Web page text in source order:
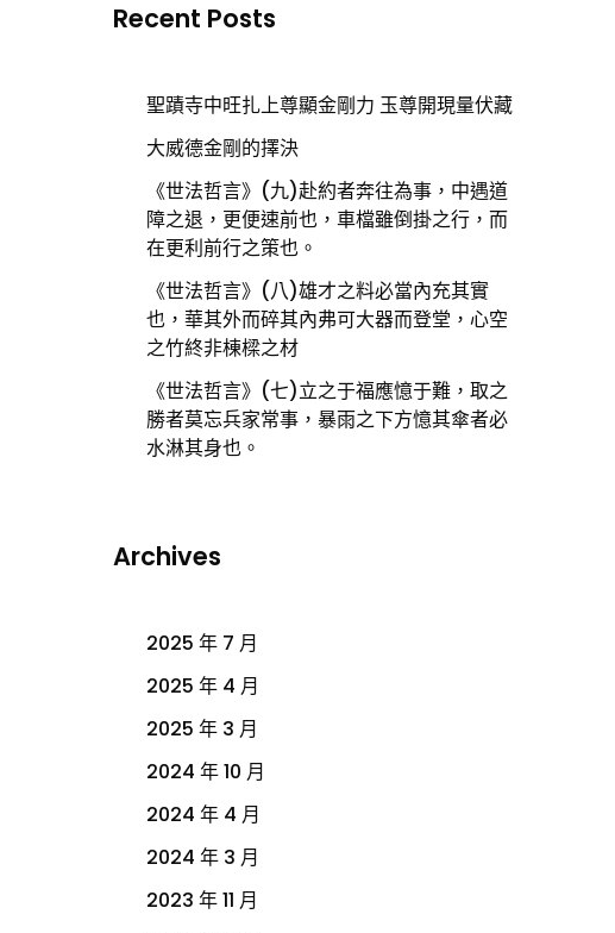
Recent Posts
聖蹟寺中旺扎上尊顯金剛力 玉尊開現量伏藏
大威德金剛的擇決
《世法哲言》(九)赴約者奔往為事，中遇道
障之退，更便速前也，車檔雖倒掛之行，而
在更利前行之策也。
《世法哲言》(八)雄才之料必當內充其實
也，華其外而碎其內弗可大器而登堂，心空
之竹終非棟樑之材
《世法哲言》(七)立之于福應憶于難，取之
勝者莫忘兵家常事，暴雨之下方憶其傘者必
水淋其身也。
Archives
2025 年 7 月
2025 年 4 月
2025 年 3 月
2024 年 10 月
2024 年 4 月
2024 年 3 月
2023 年 11 月